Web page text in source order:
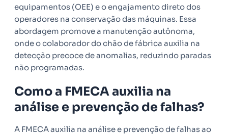
equipamentos (OEE) e o engajamento direto dos
operadores na conservação das máquinas. Essa
abordagem promove a manutenção autônoma,
onde o colaborador do chão de fábrica auxilia na
detecção precoce de anomalias, reduzindo paradas
não programadas.
Como a FMECA auxilia na
análise e prevenção de falhas?
A FMECA auxilia na análise e prevenção de falhas ao